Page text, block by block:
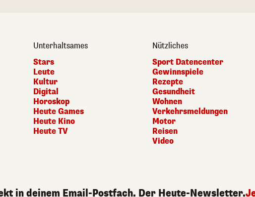
Unterhaltsames
Stars
Leute
Kultur
Digital
Horoskop
Heute Games
Heute Kino
Heute TV
Nützliches
Sport Datencenter
Gewinnspiele
Rezepte
Gesundheit
Wohnen
Verkehrsmeldungen
Motor
Reisen
Video
in deinem Email-Postfach. Der Heute-Newsletter.